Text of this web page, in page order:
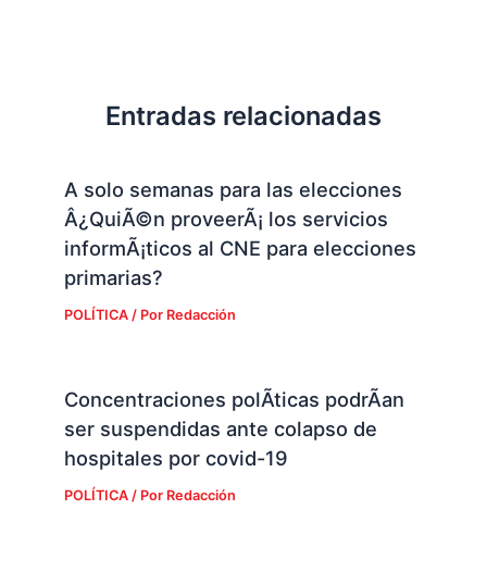
Entradas relacionadas
A solo semanas para las elecciones
Â¿QuiÃ©n proveerÃ¡ los servicios
informÃ¡ticos al CNE para elecciones
primarias?
POLÍTICA/ Por Redacción
Concentraciones polÃ­ticas podrÃ­an
ser suspendidas ante colapso de
hospitales por covid-19
POLÍTICA/ Por Redacción